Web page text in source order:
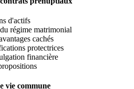
d'actifs
régime matrimonial
cachés
protectrices
financière
vie commune